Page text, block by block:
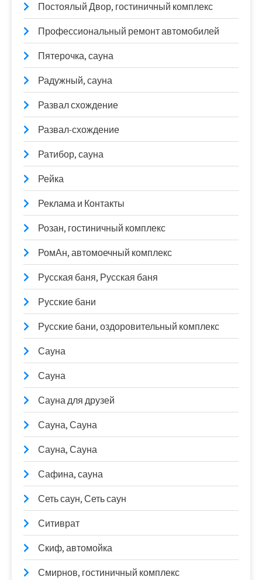
Постоялый Двор, гостиничный комплекс
Профессиональный ремонт автомобилей
Пятерочка, сауна
Радужный, сауна
Развал схождение
Развал-схождение
Ратибор, сауна
Рейка
Реклама и Контакты
Розан, гостиничный комплекс
РомАн, автомоечный комплекс
Русская баня, Русская баня
Русские бани
Русские бани, оздоровительный комплекс
Сауна
Сауна
Сауна для друзей
Сауна, Сауна
Сауна, Сауна
Сафина, сауна
Сеть саун, Сеть саун
Ситиврат
Скиф, автомойка
Смирнов, гостиничный комплекс